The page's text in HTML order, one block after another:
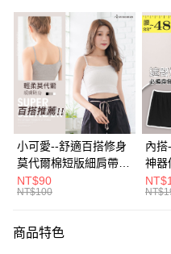
超商取貨付款
LINE Pay
Apple Pay
街口支付
悠遊付
Google Pay
全盈+PAY
大哥付你分期
小可愛--舒適百搭修身
莫代爾棉短版細肩帶素
色背心(白.黑.灰L-2L)-
U582眼圈熊中大尺碼
NT$90
NT$100
內搭
神器
內搭
6L)-
商品特色